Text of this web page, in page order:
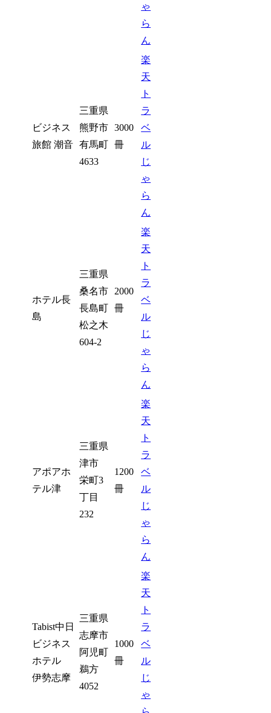
ゃ
ら
ん
ビジネス
旅館 潮音
三重県
熊野市
有馬町
4633
3000
冊
楽
天
ト
ラ
ベ
ル
じ
ゃ
ら
ん
ホテル長
島
三重県
桑名市
長島町
松之木
604-2
2000
冊
楽
天
ト
ラ
ベ
ル
じ
ゃ
ら
ん
アポアホ
テル津
三重県
津市
栄町3
丁目
232
1200
冊
楽
天
ト
ラ
ベ
ル
じ
ゃ
ら
ん
Tabist中日
ビジネス
ホテル
伊勢志摩
三重県
志摩市
阿児町
鵜方
4052
1000
冊
楽
天
ト
ラ
ベ
ル
じ
ゃ